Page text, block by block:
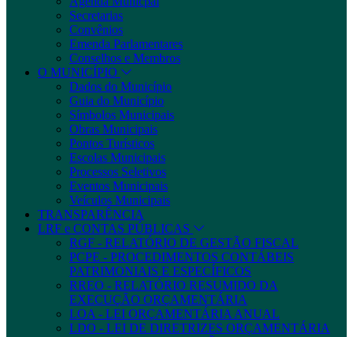
Secretarias
Convênios
Emenda Parlamentares
Conselhos e Membros
O MUNICÍPIO
Dados do Município
Guia do Município
Símbolos Municipais
Obras Municipais
Pontos Turísticos
Escolas Municipais
Processos Seletivos
Eventos Municipais
Veículos Municipais
TRANSPARÊNCIA
LRF e CONTAS PÚBLICAS
RGF - RELATÓRIO DE GESTÃO FISCAL
PCPE - PROCEDIMENTOS CONTÁBEIS
PATRIMONIAIS E ESPECÍFICOS
RREO - RELATÓRIO RESUMIDO DA
EXECUÇÃO ORÇAMENTÁRIA
LOA - LEI ORÇAMENTÁRIA ANUAL
LDO - LEI DE DIRETRIZES ORÇAMENTÁRIA